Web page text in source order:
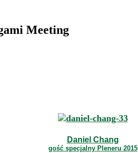
Meeting
Daniel Chang
gość specjalny Pleneru 2015